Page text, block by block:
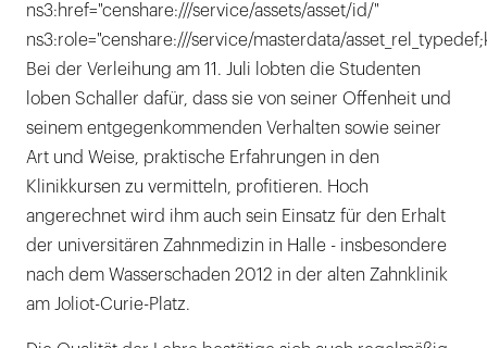
ns3:href="censhare:///service/assets/asset/id/"
ns3:role="censhare:///service/masterdata/
Bei der Verleihung am 11. Juli lobten die Studenten
loben Schaller dafür, dass sie von seiner Offenheit und
seinem entgegenkommenden Verhalten sowie seiner
Art und Weise, praktische Erfahrungen in den
Klinikkursen zu vermitteln, profitieren. Hoch
angerechnet wird ihm auch sein Einsatz für den Erhalt
der universitären Zahnmedizin in Halle - insbesondere
nach dem Wasserschaden 2012 in der alten Zahnklinik
am Joliot-Curie-Platz.